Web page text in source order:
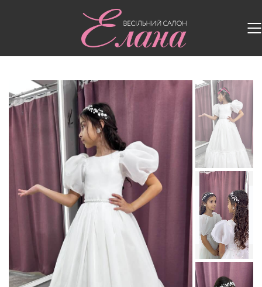
Дитячі сукні/Дитяча сукня Білосніжка 2